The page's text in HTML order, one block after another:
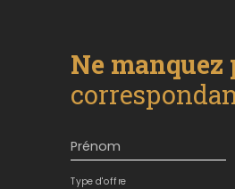
Ne
Prénom
Type d'offre